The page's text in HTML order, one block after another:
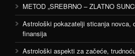
METOD „SREBRNO – ZLATNO
Astrološki pokazatelji sticanja novca,
finansija
Astrološki aspekti za začeće,